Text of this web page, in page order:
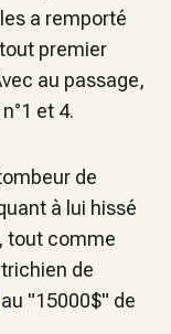
a remporté
premier
au passage,
et 4.
de
à lui hissé
tout comme
de
au "15000$" de